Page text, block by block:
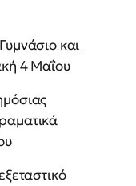
και
4 Μαΐου